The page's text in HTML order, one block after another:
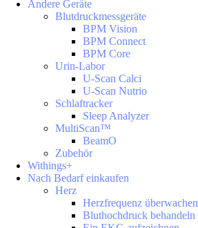
Andere Geräte
Blutdruckmessgeräte
BPM Vision
BPM Connect
BPM Core
Urin-Labor
U-Scan Calci
U-Scan Nutrio
Schlaftracker
Sleep Analyzer
MultiScan™
BeamO
Zubehör
Withings+
Nach Bedarf einkaufen
Herz
Herzfrequenz überwachen
Bluthochdruck behandeln